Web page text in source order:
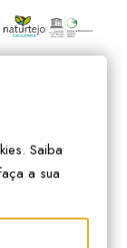
Saiba
a sua